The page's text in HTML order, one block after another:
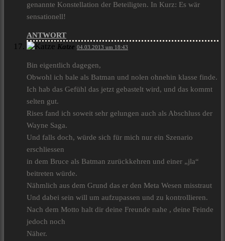
genannte Konstellation der Beteiligten. In Kurz: Es wär
sensationell!
ANTWORT
Katze 04.03.2013 um 18:43
Bin eigentlich dagegen,
Obwohl ich bale als Batman und nolen ohnehin klasse finde.
Ich hab das Gefühl das jetzt gebastelt wird, und das kommt
selten gut.
Rises fand ich soweit sehr gelungen auch als Abschluss der
Wayne Saga.
Und falls doch, würde sich für mich nur ein Szenario
erschliessen
in dem Bruce als Batman zurückkehren und einer „jla“
beitreten würde.
Nähmlich aus dem Grund das er den Meta Wesen misstraut
Und dabei sein will um aufzupassen und zu kontrollieren.
Nach dem Motto halt dir deine Freunde nahe , deine Feinde
jedoch noch
Näher.